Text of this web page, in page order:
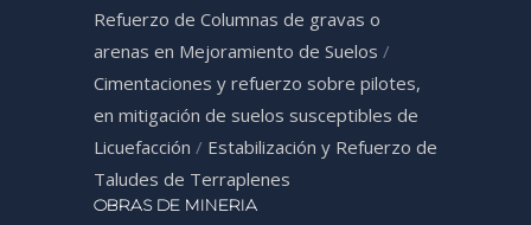
Refuerzo de Columnas de gravas o
arenas en Mejoramiento de Suelos /
Cimentaciones y refuerzo sobre pilotes,
en mitigación de suelos susceptibles de
Licuefacción / Estabilización y Refuerzo de
Taludes de Terraplenes
OBRAS DE MINERIA